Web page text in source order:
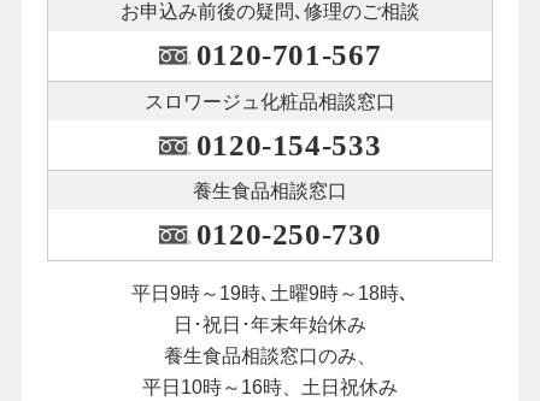
お申込み前後の疑問､修理のご相談
0120-701-567
スロワージュ化粧品相談窓口
0120-154-533
養生食品相談窓口
0120-250-730
平日9時～19時､土曜9時～18時､
日･祝日･年末年始休み
養生食品相談窓口のみ、
平日10時～16時、土日祝休み